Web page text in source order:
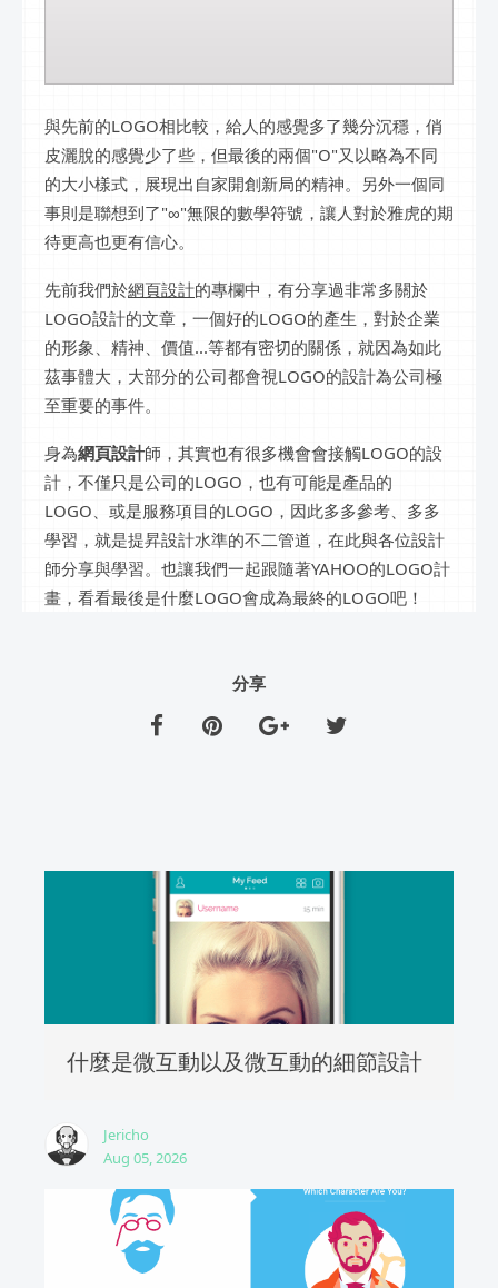
與先前的LOGO相比較，給人的感覺多了幾分沉穩，俏
皮灑脫的感覺少了些，但最後的兩個"O"又以略為不同
的大小樣式，展現出自家開創新局的精神。另外一個同
事則是聯想到了"∞"無限的數學符號，讓人對於雅虎的期
待更高也更有信心。
先前我們於網頁設計的專欄中，有分享過非常多關於
LOGO設計的文章，一個好的LOGO的產生，對於企業
的形象、精神、價值...等都有密切的關係，就因為如此
茲事體大，大部分的公司都會視LOGO的設計為公司極
至重要的事件。
身為網頁設計師，其實也有很多機會會接觸LOGO的設
計，不僅只是公司的LOGO，也有可能是產品的
LOGO、或是服務項目的LOGO，因此多多參考、多多
學習，就是提昇設計水準的不二管道，在此與各位設計
師分享與學習。也讓我們一起跟隨著YAHOO的LOGO計
畫，看看最後是什麼LOGO會成為最終的LOGO吧！
分享
什麼是微互動以及微互動的細節設計
Jericho
Aug 05, 2026